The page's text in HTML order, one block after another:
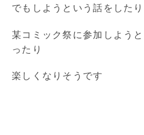
でもしようという話をした
某コミック祭に参加しよう
ったり
楽しくなりそうです